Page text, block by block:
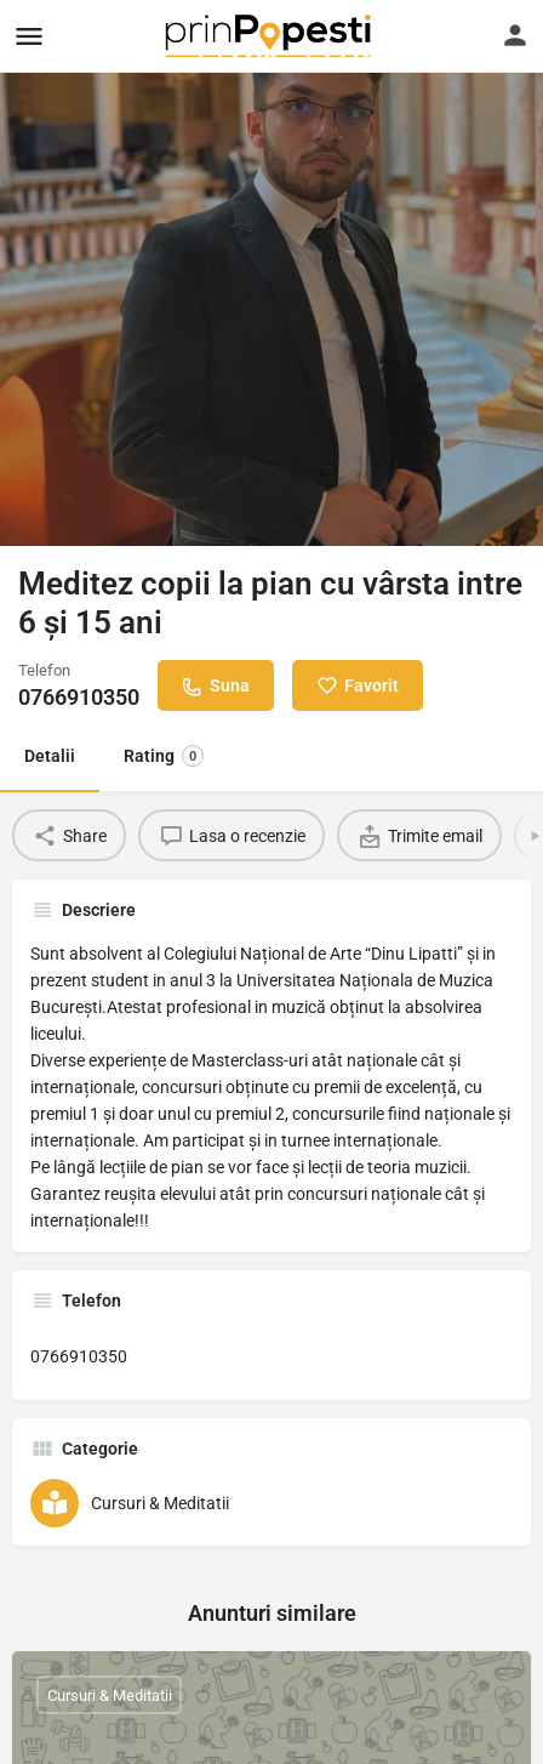
Meditez copii la pian cu vârsta intre
6 și 15 ani
Telefon
0766910350 Suna Favorit
Detalii Rating 0
Share Lasa o recenzie Trimite email
Descriere
Sunt absolvent al Colegiului Național de Arte “Dinu Lipatti” și in
prezent student in anul 3 la Universitatea Naționala de Muzica
București.Atestat profesional in muzică obținut la absolvirea
liceului.
Diverse experiențe de Masterclass-uri atât naționale cât și
internaționale, concursuri obținute cu premii de excelență, cu
premiul 1 și doar unul cu premiul 2, concursurile fiind naționale și
internaționale. Am participat și in turnee internaționale.
Pe lângă lecțiile de pian se vor face și lecții de teoria muzicii.
Garantez reușita elevului atât prin concursuri naționale cât și
internaționale!!!
Telefon
0766910350
Categorie
Cursuri & Meditatii
Anunturi similare
Cursuri & Meditatii